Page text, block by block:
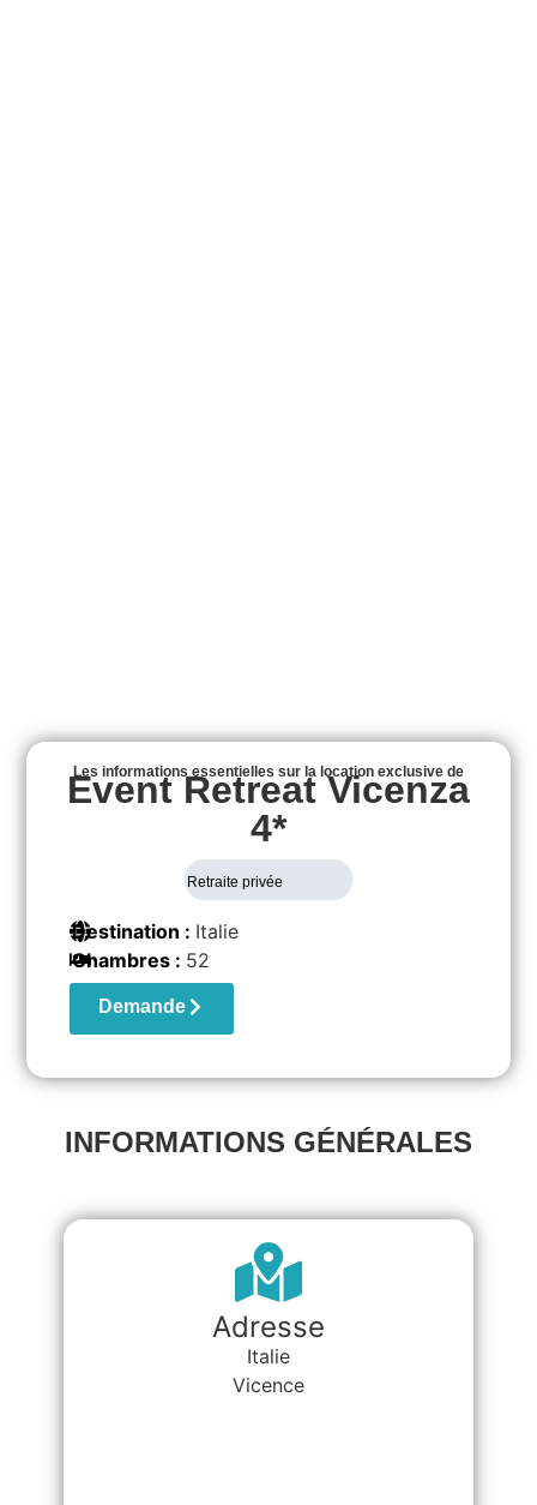
Les informations essentielles sur la location exclusive de
Event Retreat Vicenza
4*
Retraite privée
Destination : Italie
Chambres : 52
Demande
INFORMATIONS GÉNÉRALES
Adresse
Italie
Vicence